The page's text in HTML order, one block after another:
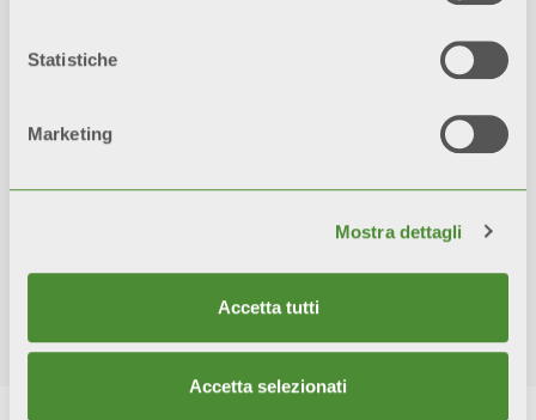
Statistiche
Marketing
Mostra dettagli
Accetta tutti
Accetta selezionati